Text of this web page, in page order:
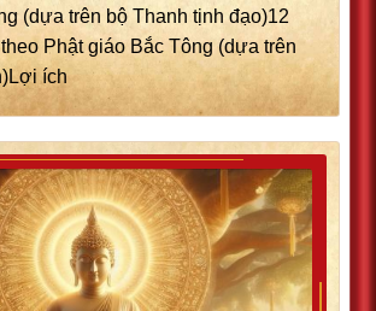
(dựa trên bộ Thanh tịnh đạo)12
Phật giáo Bắc Tông (dựa trên
ích